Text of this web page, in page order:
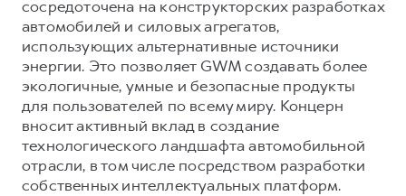
сосредоточена на конструкторских разработках
автомобилей и силовых агрегатов,
использующих альтернативные источники
энергии. Это позволяет GWM создавать более
экологичные, умные и безопасные продукты
для пользователей по всему миру. Концерн
вносит активный вклад в создание
технологического ландшафта автомобильной
отрасли, в том числе посредством разработки
собственных интеллектуальных платформ.